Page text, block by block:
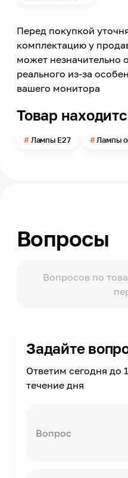
Тип ламп
Филаментный
220
2400
Теплый белый
Тип колбы
Груша (A, Arbitrary)
Прозрачная
Степень защиты по ГОСТ 14254
Диаметр
64
Страна производства
Перед покупкой
комплектацию у
может незначительно
реального из-за
вашего монитора
Товар
Лампы E27 Лампы
Вопросы
Вопросов по
Задайте
Ответим сегодня до
течение дня
Вопрос